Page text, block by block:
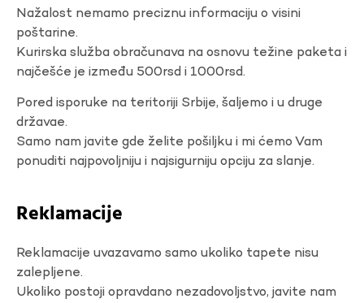
Nažalost nemamo preciznu informaciju o visini
poštarine.
Kurirska služba obračunava na osnovu težine paketa i
najčešće je između 500rsd i 1000rsd.
Pored isporuke na teritoriji Srbije, šaljemo i u druge
državae.
Samo nam javite gde želite pošiljku i mi ćemo Vam
ponuditi najpovoljniju i najsigurniju opciju za slanje.
Reklamacije
Reklamacije uvazavamo samo ukoliko tapete nisu
zalepljene.
Ukoliko postoji opravdano nezadovoljstvo, javite nam